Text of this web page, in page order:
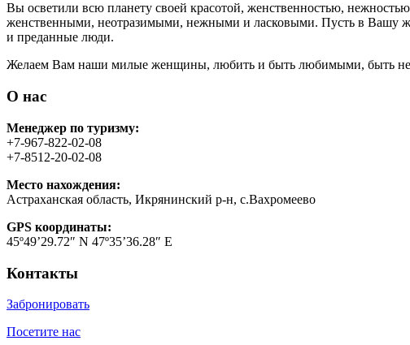
Вы осветили всю планету своей красотой, женственностью,
женственными, неотразимыми, нежными и ласковыми. Пусть в Вашу
и преданные люди.
Желаем Вам наши милые женщины, любить и быть любимыми, быть
О нас
Менеджер по туризму:
+7-967-822-02-08
+7-8512-20-02-08
Место нахождения:
Астраханская область, Икрянинский р-н, с.Вахромеево
GPS координаты:
45º49’29.72″ N 47º35’36.28″ E
Контакты
Забронировать
Посетите нас